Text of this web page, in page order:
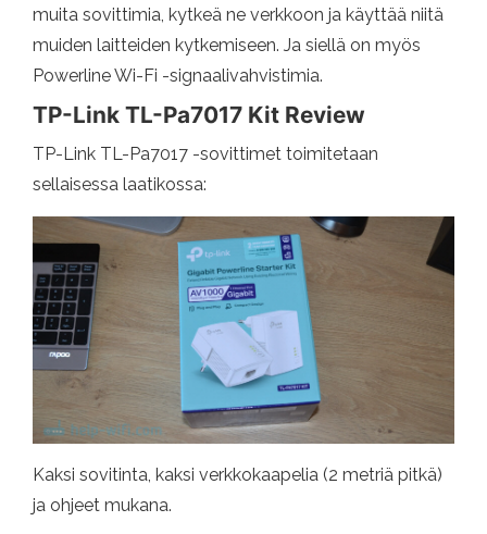
muita sovittimia, kytkeä ne verkkoon ja käyttää niitä
muiden laitteiden kytkemiseen. Ja siellä on myös
Powerline Wi-Fi -signaalivahvistimia.
TP-Link TL-Pa7017 Kit Review
TP-Link TL-Pa7017 -sovittimet toimitetaan
sellaisessa laatikossa:
Kaksi sovitinta, kaksi verkkokaapelia (2 metriä pitkä)
ja ohjeet mukana.